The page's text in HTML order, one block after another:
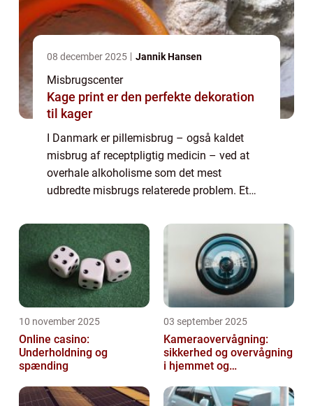
08 december 2025 Jannik Hansen
Misbrugscenter
Kage print er den perfekte dekoration
til kager
I Danmark er pillemisbrug – også kaldet
misbrug af receptpligtig medicin – ved at
overhale alkoholisme som det mest
udbredte misbrugs relaterede problem. Et
receptpligtig medicin &n...
10 november 2025
Online casino:
Underholdning og
spænding
03 september 2025
Kameraovervågning:
sikkerhed og overvågning
i hjemmet og